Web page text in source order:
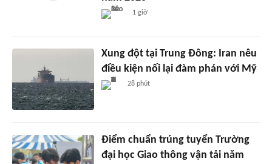
1 giờ
Xung đột tại Trung Đông: Iran nêu
điều kiện nối lại đàm phán với Mỹ
28 phút
Điểm chuẩn trúng tuyển Trường
đại học Giao thông vận tải năm